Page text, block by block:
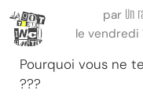
par Un
le vendredi
Pourquoi vous ne
???